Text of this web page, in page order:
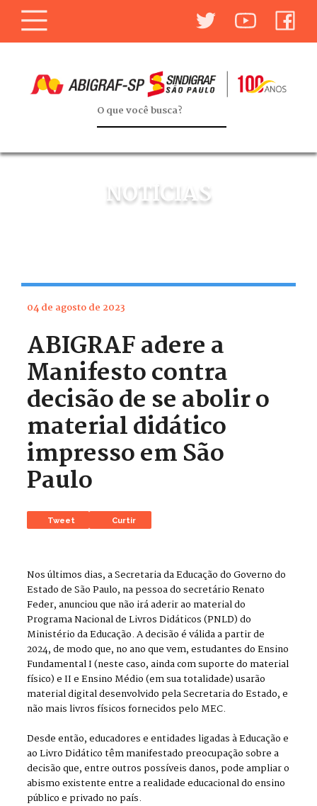
NOTÍCIAS
04 de agosto de 2023
ABIGRAF adere a
Manifesto contra
decisão de se abolir o
material didático
impresso em São
Paulo
Tweet Curtir
Nos últimos dias, a Secretaria da Educação do Governo do
Estado de São Paulo, na pessoa do secretário Renato
Feder, anunciou que não irá aderir ao material do
Programa Nacional de Livros Didáticos (PNLD) do
Ministério da Educação. A decisão é válida a partir de
2024, de modo que, no ano que vem, estudantes do Ensino
Fundamental I (neste caso, ainda com suporte do material
físico) e II e Ensino Médio (em sua totalidade) usarão
material digital desenvolvido pela Secretaria do Estado, e
não mais livros físicos fornecidos pelo MEC.
Desde então, educadores e entidades ligadas à Educação e
ao Livro Didático têm manifestado preocupação sobre a
decisão que, entre outros possíveis danos, pode ampliar o
abismo existente entre a realidade educacional do ensino
público e privado no país.